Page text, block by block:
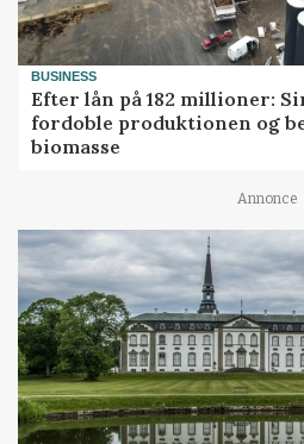
BUSINESS
Efter lån på 182 millioner:
fordoble produktionen og
biomasse
Annonce